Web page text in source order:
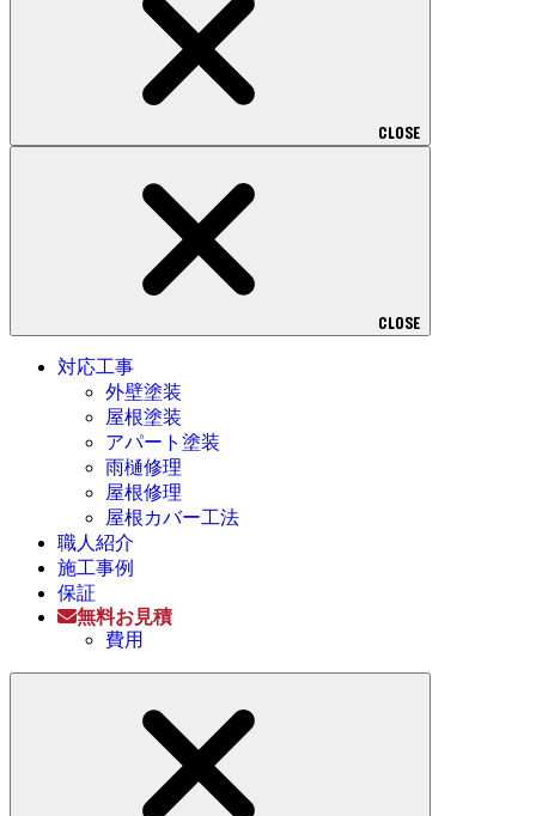
CLOSE
CLOSE
対応工事
外壁塗装
屋根塗装
アパート塗装
雨樋修理
屋根修理
屋根カバー工法
職人紹介
施工事例
保証
無料お見積
費用